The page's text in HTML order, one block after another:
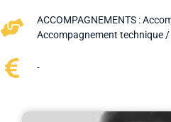
ACCOMPAGNEMENTS :
Accompagnement technique
-